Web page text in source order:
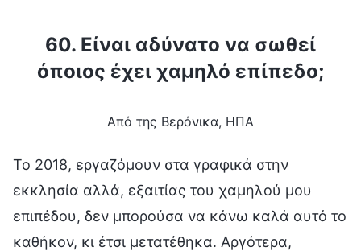
60. Είναι αδύνατο να σωθεί
όποιος έχει χαμηλό επίπεδο;
Από της Βερόνικα, ΗΠΑ
Το 2018, εργαζόμουν στα γραφικά στην
εκκλησία αλλά, εξαιτίας του χαμηλού μου
επιπέδου, δεν μπορούσα να κάνω καλά αυτό το
καθήκον, κι έτσι μετατέθηκα. Αργότερα,